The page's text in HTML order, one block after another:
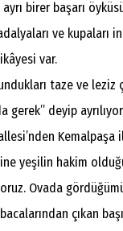
ayrı birer başarı
ve kupaları
var.
taze ve leziz
gerek” deyip
Kemalpaşa
yeşilin hakim
Ovada
çıkan